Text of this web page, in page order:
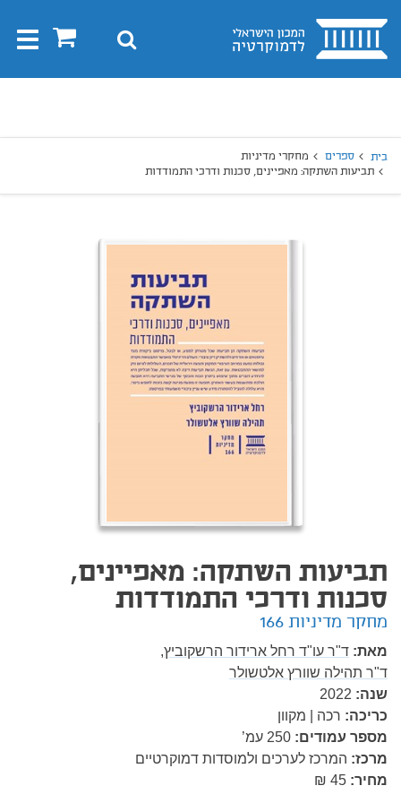
בית 0 חיפוש
בית ספרים
מחקרי מדיניות
תביעות השתקה: מאפיינים, סכנות ודרכי התמודדות
תביעות השתקה: מאפיינים,
סכנות ודרכי התמודדות
מחקר מדיניות 166
מאת: ד"ר עו"ד רחל ארידור הרשקוביץ,
ד"ר תהילה שוורץ אלטשולר
שנה: 2022
כריכה: רכה | מקוון
מספר עמודים: 250 עמ’
מרכז: המרכז לערכים ולמוסדות דמוקרטיים
מחיר: